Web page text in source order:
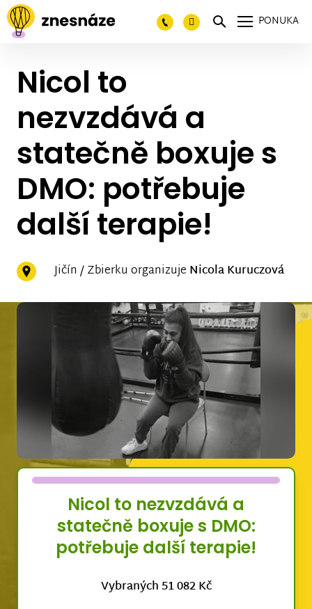
PONUKA
Nicol to
nezvzdává a
statečně boxuje s
DMO: potřebuje
další terapie!
Jičín / Zbierku organizuje Nicola Kuruczová
Nicol to nezvzdává a
statečně boxuje s DMO:
potřebuje další terapie!
Vybraných 51 082 Kč